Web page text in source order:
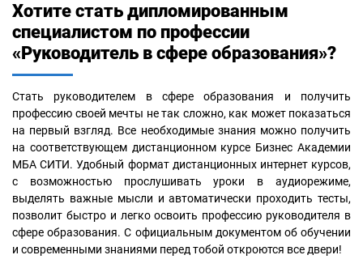
Хотите стать дипломированным
специалистом по профессии
«Руководитель в сфере образования»?
Стать руководителем в сфере образования и получить
профессию своей мечты не так сложно, как может показаться
на первый взгляд. Все необходимые знания можно получить
на соответствующем дистанционном курсе Бизнес Академии
МБА СИТИ. Удобный формат дистанционных интернет курсов,
с возможностью прослушивать уроки в аудиорежиме,
выделять важные мысли и автоматически проходить тесты,
позволит быстро и легко освоить профессию руководителя в
сфере образования. С официальным документом об обучении
и современными знаниями перед тобой откроются все двери!